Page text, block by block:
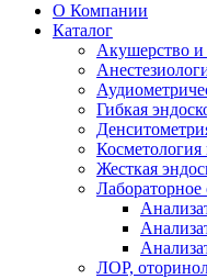
О Компании
Каталог
Акушерство и
Гибкая
Жесткая
Лабораторное
ЛОР,